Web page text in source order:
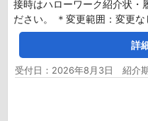
接時はハローワーク紹介状・
ださい。 ＊変更範囲：変更な
詳
受付日：2026年8月3日 紹介